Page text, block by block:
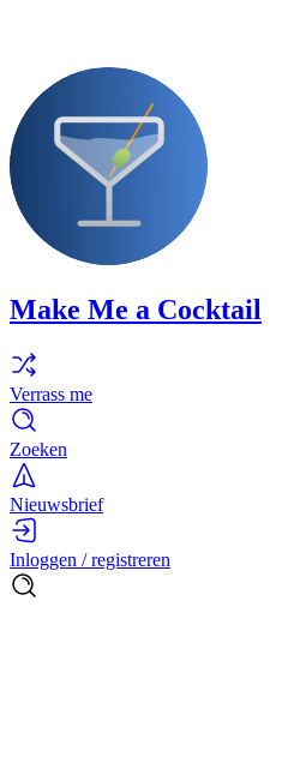
Make Me a Cocktail
Verrass me
Zoeken
Nieuwsbrief
Inloggen / registreren